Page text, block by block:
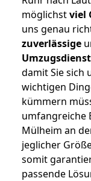
möglichstviel
uns genau
zuverlässige
damit Sie sich
wichtigen
kümmern
umfangreiche
Mülheim an
jeglicher
somit
passende